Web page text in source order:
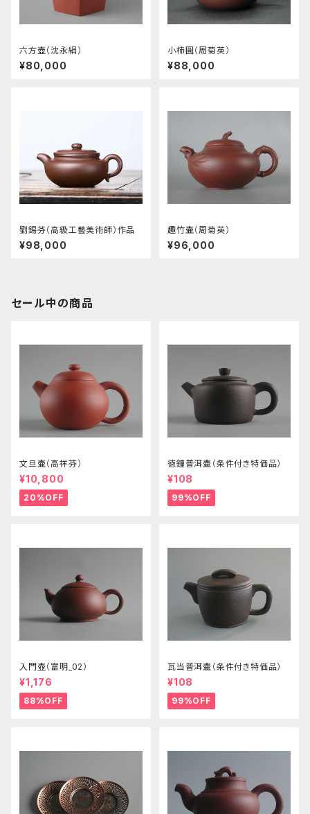
六方壺（沈永絹）
¥80,000
小柿圓（周菊英）
¥88,000
劉錫芬（高級工藝美術師）作品
¥98,000
趣竹壷（周菊英）
¥96,000
セール中の商品
文旦壷（高祥芬）
¥10,800
20%OFF
徳鐘普洱壷（条件付き特価品）
¥108
99%OFF
入門壺（富明_02）
¥1,176
88%OFF
瓦当普洱壷（条件付き特価品）
¥108
99%OFF